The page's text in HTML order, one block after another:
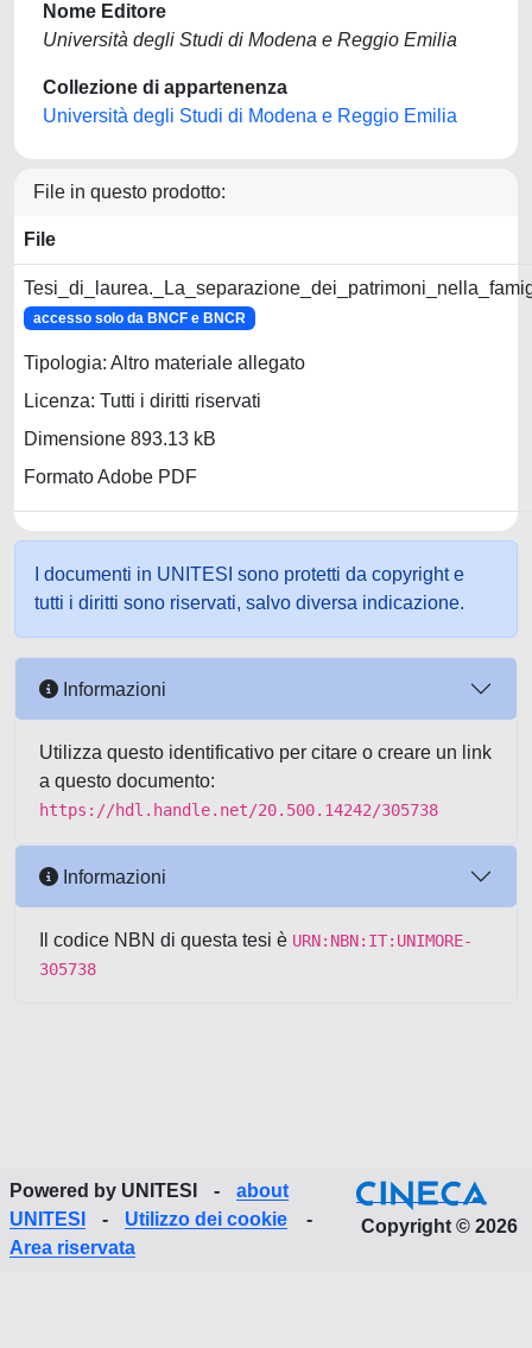
Nome Editore
Università degli Studi di Modena e Reggio Emilia
Collezione di appartenenza
Università degli Studi di Modena e Reggio Emilia
File in questo prodotto:
File
accesso solo da BNCF e BNCR
Tipologia: Altro materiale allegato
Licenza: Tutti i diritti riservati
Dimensione 893.13 kB
Formato Adobe PDF
I documenti in UNITESI sono protetti da copyright e
tutti i diritti sono riservati, salvo diversa indicazione.
Informazioni
Utilizza questo identificativo per citare o creare un link
a questo documento:
https://hdl.handle.net/20.500.14242/305738
Informazioni
Il codice NBN di questa tesi è URN:NBN:IT:UNIMORE-
305738
Powered by UNITESI -
about
UNITESI
- Utilizzo dei cookie
-
Area riservata
Copyright © 2026